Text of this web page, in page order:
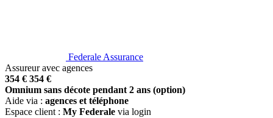
Federale Assurance
Assureur avec agences
354 € 354 €
Omnium sans décote pendant 2 ans (option)
Aide via : agences et téléphone
Espace client : My Federale via login